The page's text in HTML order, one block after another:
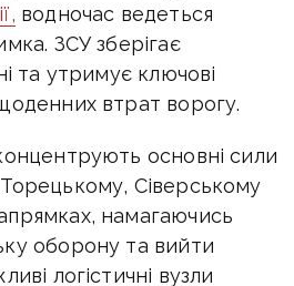
водночас ведеться
ЗСУ зберігає
та утримує ключові
втрат ворогу.
основні сили
Сіверському
намагаючись
оборону та вийти
логістичні вузли